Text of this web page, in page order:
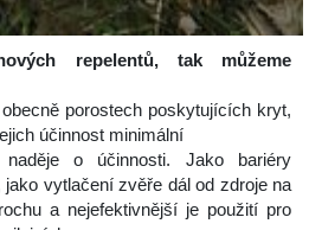
repelentů, tak můžeme
porostech poskytujících kryt,
účinnost minimální
o účinnosti. Jako bariéry
vytlačení zvěře dál od zdroje na
a nejefektivnější je použití pro